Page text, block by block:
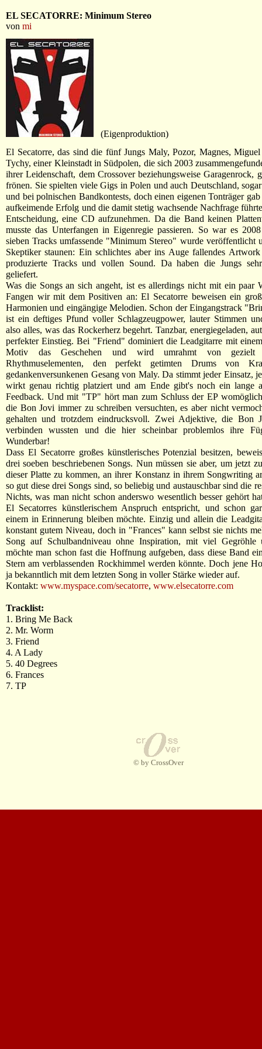
EL SECATORRE: Minimum Stereo
von mi
(Eigenproduktion)
El Secatorre, das sind die fünf Jungs Maly, Pozor, Magnes,
Tychy, einer Kleinstadt in Südpolen, die sich 2003
ihrer Leidenschaft, dem Crossover beziehungsweise Garagenrock,
frönen. Sie spielten viele Gigs in Polen und auch Deutschland,
und bei polnischen Bandkontests, doch einen eigenen Tonträger
aufkeimende Erfolg und die damit stetig wachsende Nachfrage
Entscheidung, eine CD aufzunehmen. Da die Band keinen
musste das Unterfangen in Eigenregie passieren. So war es
sieben Tracks umfassende "Minimum Stereo" wurde veröffentlicht
Skeptiker staunen: Ein schlichtes aber ins Auge fallendes
produzierte Tracks und vollen Sound. Da haben die Jungs
geliefert.
Was die Songs an sich angeht, ist es allerdings nicht mit ein paar
Fangen wir mit dem Positiven an: El Secatorre beweisen ein
Harmonien und eingängige Melodien. Schon der Eingangstrack
ist ein deftiges Pfund voller Schlagzeugpower, lauter Stimmen
also alles, was das Rockerherz begehrt. Tanzbar, energiegeladen,
perfekter Einstieg. Bei "Friend" dominiert die Leadgitarre mit
Motiv das Geschehen und wird umrahmt von gezielt
Rhythmuselementen, den perfekt getimten Drums von
gedankenversunkenen Gesang von Maly. Da stimmt jeder Einsatz,
wirkt genau richtig platziert und am Ende gibt's noch ein lange
Feedback. Und mit "TP" hört man zum Schluss der EP
die Bon Jovi immer zu schreiben versuchten, es aber nicht
gehalten und trotzdem eindrucksvoll. Zwei Adjektive, die Bon
verbinden wussten und die hier scheinbar problemlos ihre
Wunderbar!
Dass El Secatorre großes künstlerisches Potenzial besitzen,
drei soeben beschriebenen Songs. Nun müssen sie aber, um jetzt
dieser Platte zu kommen, an ihrer Konstanz in ihrem Songwriting
so gut diese drei Songs sind, so beliebig und austauschbar sind die
Nichts, was man nicht schon anderswo wesentlich besser gehört
El Secatorres künstlerischem Anspruch entspricht, und schon
einem in Erinnerung bleiben möchte. Einzig und allein die
konstant gutem Niveau, doch in "Frances" kann selbst sie nichts
Song auf Schulbandniveau ohne Inspiration, mit viel
möchte man schon fast die Hoffnung aufgeben, dass diese Band
Stern am verblassenden Rockhimmel werden könnte. Doch jene
ja bekanntlich mit dem letzten Song in voller Stärke wieder auf.
Kontakt: www.myspace.com/secatorre, www.elsecatorre.com
Tracklist:
1. Bring Me Back
2. Mr. Worm
3. Friend
4. A Lady
5. 40 Degrees
6. Frances
7. TP
© by CrossOver